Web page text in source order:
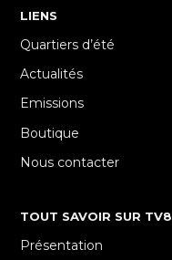
LIENS
Quartiers d’été
Actualités
Emissions
Boutique
Nous contacter
TOUT SAVOIR SUR TV8
Présentation